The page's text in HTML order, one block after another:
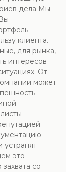
дела Мы
клиента.
для рынка,
интересов
От
может
устранят
это
со